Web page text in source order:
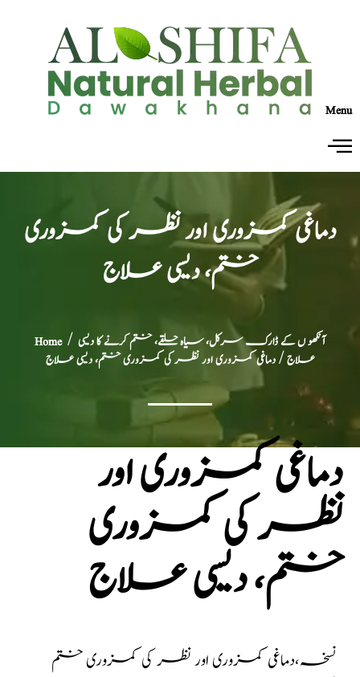
Menu
دماغی کمزوری اور نظر کی کمزوری
ختم، دیسی علاج
Home/ آنکھو ں کے ڈارک سرکل، سیاہ حلقے، ختم کرنے کا دیسی
علاج/ دماغی کمزوری اور نظر کی کمزوری ختم، دیسی علاج
دماغی کمزوری اور
نظر کی کمزوری
ختم، دیسی علاج
نسخہ،دماغی کمزوری اور نظر کی کمزوری ختم